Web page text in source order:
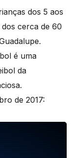
dos 5 aos
cerca de 60
é uma
da
de 2017: